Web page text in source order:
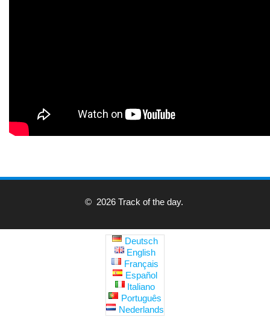
© 2026 Track of the day.
Deutsch
English
Français
Español
Italiano
Português
Nederlands